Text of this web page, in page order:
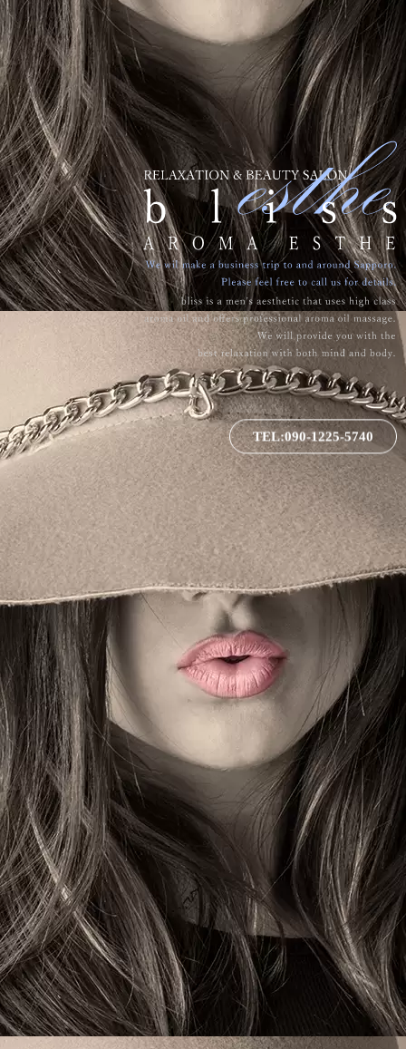
TEL:090-1225-5740